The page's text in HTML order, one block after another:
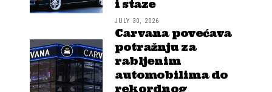
i staze
JULY 30, 2026
Carvana povećava
potražnju za
rabljenim
automobilima do
rekordnog